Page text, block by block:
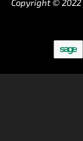
Copyright © 2022